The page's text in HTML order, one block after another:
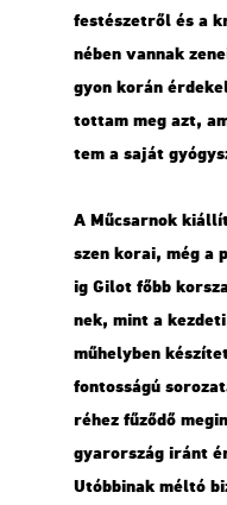
fes­té­szet­ről és a
né­ben van­nak
gyon korán
tot­tam meg azt,
tem a saját
A Mű­csar­nok
szen korai, még a
ig Gilot főbb
nek, mint a
mű­hely­ben
fon­tos­sá­gú
ré­hez fű­ző­dő
gyar­or­szág iránt
Utób­bi­nak méltó